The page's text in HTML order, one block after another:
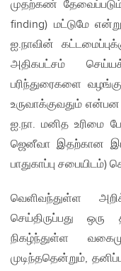
முதற்கண் தேவைப்படும்
finding) மட்டுமே
ஐ.நாவின்
அதிகபட்சம்
பரிந்துரைகளை
உருவாக்குவதும்
ஐ.நா. மனித உரிமை
ஜெனீவா இதற்கான
பாதுகாப்பு
வெளிவந்துள்ள
செய்திருப்பது ஒரு
நிகழ்ந்துள்ள
முடிந்ததென்றும்,